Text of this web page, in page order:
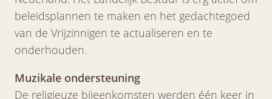
beleidsplannen te maken en het gedachtegoed
van de Vrijzinnigen te actualiseren en te
onderhouden.
Muzikale ondersteuning
De religieuze bijeenkomsten werden één keer in